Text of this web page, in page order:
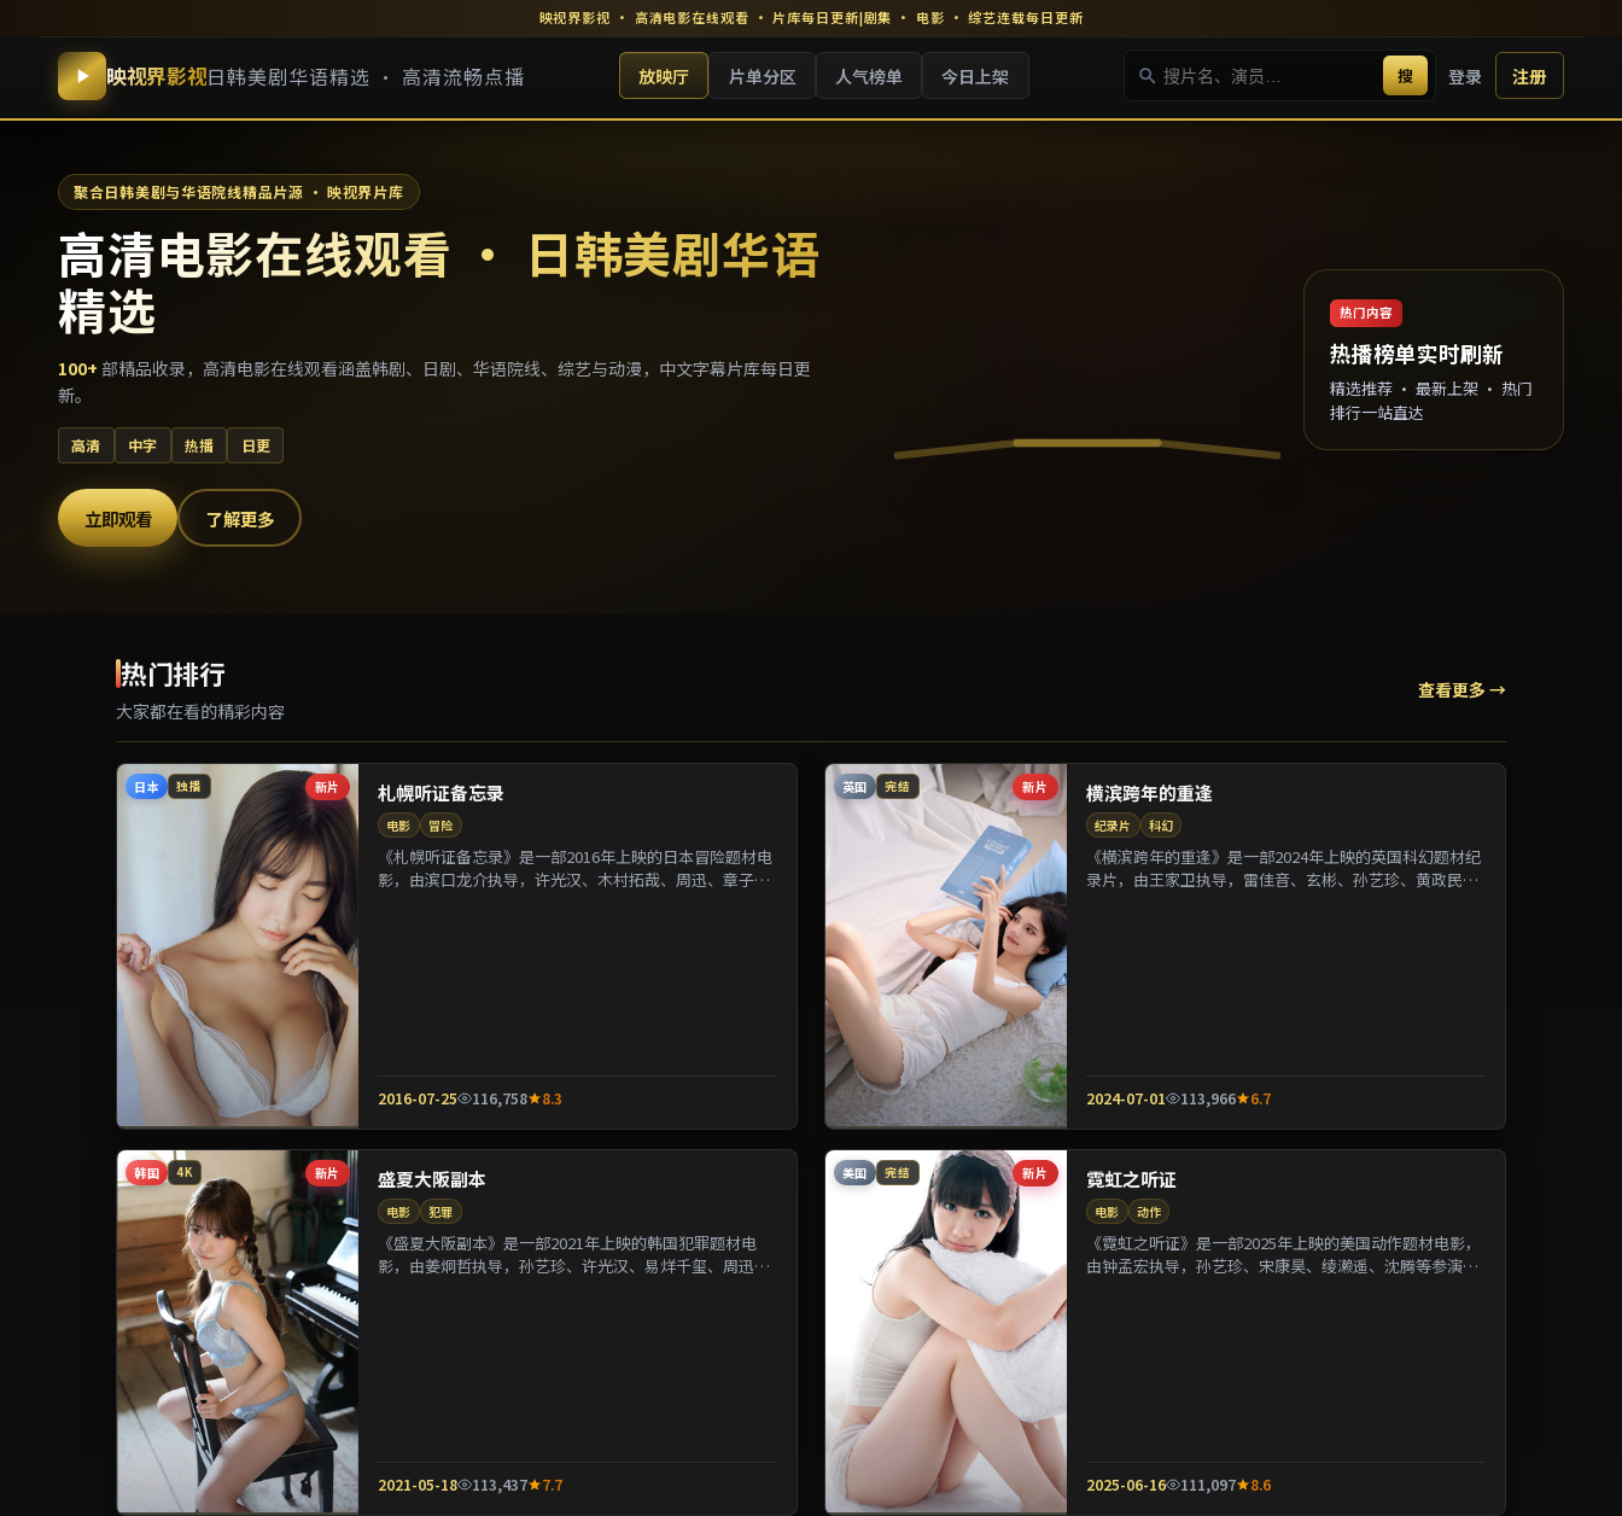
映视界影视 · 高清电影在线观看 · 片库每日更新|剧集 · 电影 · 综艺连载每日更新
映视界影视日韩美剧华语精选 · 高清流畅点播 放映厅 片单分区 人气榜单 今日上架 搜 登录 注册
聚合日韩美剧与华语院线精品片源 · 映视界片库
高清电影在线观看 · 日韩美剧华语
精选
100+ 部精品收录， 高清电影在线观看涵盖韩剧、日剧、华语院线、综艺与动漫，中文字幕片库每日更
新。
高清 中字 热播 日更
立即观看 了解更多
热门内容
热播榜单实时刷新
精选推荐 · 最新上架 · 热门
排行一站直达
热门排行
大家都在看的精彩内容
查看更多 →
新片
日本 独播 札幌听证备忘录
电影 冒险
《札幌听证备忘录》是一部2016年上映的日本冒险题材电
影，由滨口龙介执导，许光汉、木村拓哉、周迅、章子怡
2016-07-25 116,758 8.3
新片
英国 完结 横滨跨年的重逢
纪录片 科幻
《横滨跨年的重逢》是一部2024年上映的英国科幻题材纪
录片，由王家卫执导，雷佳音、玄彬、孙艺珍、黄政民等
2024-07-01 113,966 6.7
新片
韩国 4K 盛夏大阪副本
电影 犯罪
《盛夏大阪副本》是一部2021年上映的韩国犯罪题材电
影，由姜炯哲执导，孙艺珍、许光汉、易烊千玺、周迅等
2021-05-18 113,437 7.7
新片
美国 完结 霓虹之听证
电影 动作
《霓虹之听证》是一部2025年上映的美国动作题材电影，
由钟孟宏执导，孙艺珍、宋康昊、绫濑遥、沈腾等参演。
2025-06-16 111,097 8.6